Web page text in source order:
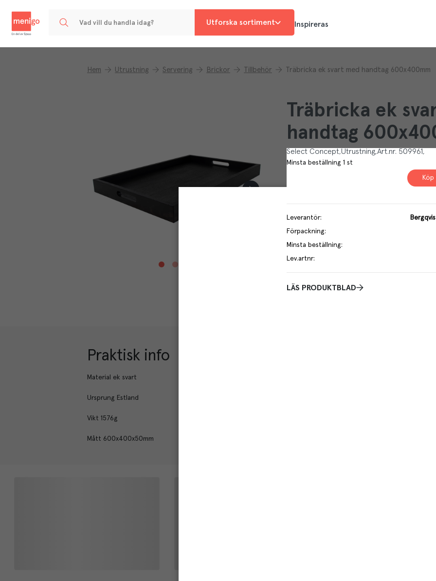
Utforska sortiment Inspireras
Hem Utrustning Servering Brickor Tillbehör Träbricka ek svart med handtag 600x400mm
Träbricka ek
handtag
Select Concept Utrustning Art.nr. 509961
Minsta beställning 1 st
Köp
Leverantör:
Förpackning:
Minsta beställning:
Lev.artnr:
LÄS PRODUKTBLAD
Praktisk info
Material ek svart
Ursprung Estland
Vikt 1576g
Mått 600x400x50mm